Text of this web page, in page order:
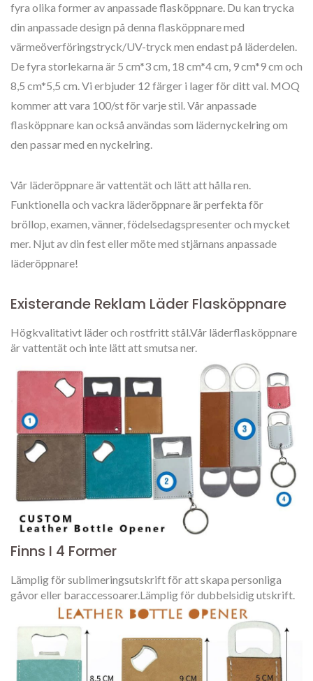
fyra olika former av anpassade flasköppnare. Du kan trycka
din anpassade design på denna flasköppnare med
värmeöverföringstryck/UV-tryck men endast på läderdelen.
De fyra storlekarna är 5 cm*3 cm, 18 cm*4 cm, 9 cm*9 cm och
8,5 cm*5,5 cm. Vi erbjuder 12 färger i lager för ditt val. MOQ
kommer att vara 100/st för varje stil. Vår anpassade
flasköppnare kan också användas som lädernyckelring om
den passar med en nyckelring.
Vår läderöppnare är vattentät och lätt att hålla ren.
Funktionella och vackra läderöppnare är perfekta för
bröllop, examen, vänner, födelsedagspresenter och mycket
mer. Njut av din fest eller möte med stjärnans anpassade
läderöppnare!
Existerande Reklam Läder Flasköppnare
Högkvalitativt läder och rostfritt stål.Vår läderflasköppnare
är vattentät och inte lätt att smutsa ner.
Finns I 4 Former
Lämplig för sublimeringsutskrift för att skapa personliga
gåvor eller baraccessoarer.Lämplig för dubbelsidig utskrift.